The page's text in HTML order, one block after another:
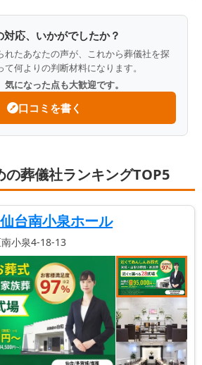
対応、いかがでしたか？
れたあなたの声が、これから葬儀社を探
何よりの判断材料になります。
気になった点も大歓迎です。
口コミを書く
の葬儀社ランキングTOP5
台南小泉ホール
南小泉4-18-13